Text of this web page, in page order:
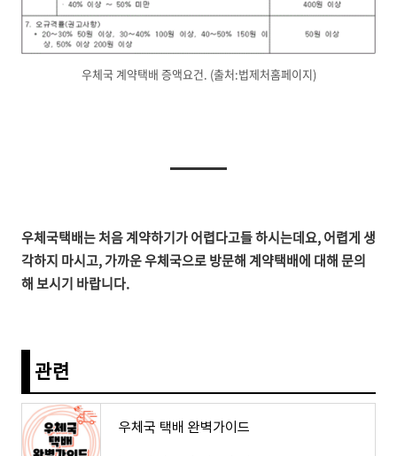
우체국 계약택배 증액요건. (출처:법제처홈페이지)
우체국택배는 처음 계약하기가 어렵다고들 하시는데요, 어렵게 생
각하지 마시고, 가까운 우체국으로 방문해 계약택배에 대해 문의
해 보시기 바랍니다.
관련
우체국 택배 완벽가이드